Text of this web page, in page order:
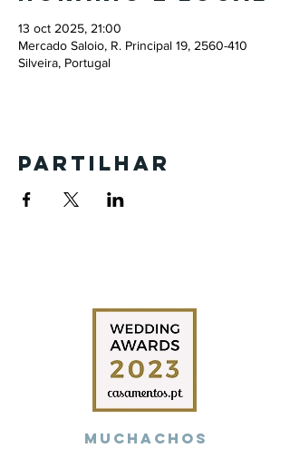
13 oct 2025, 21:00
Mercado Saloio, R. Principal 19, 2560-410
Silveira, Portugal
Partilhar
Muchachos